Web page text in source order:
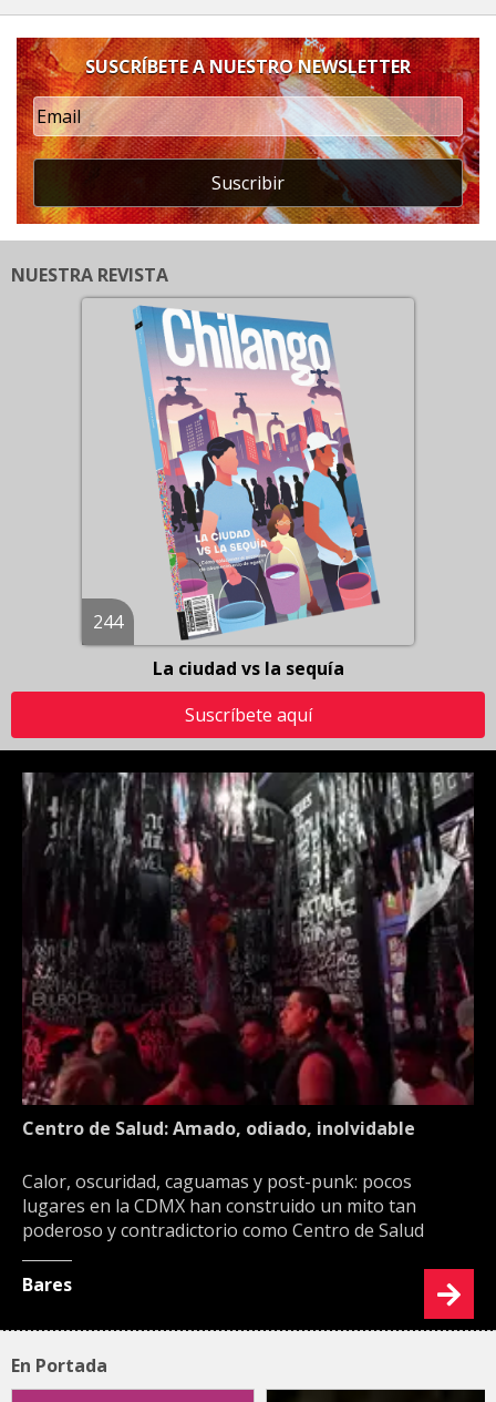
SUSCRÍBETE A NUESTRO NEWSLETTER
Suscribir
NUESTRA REVISTA
244
La ciudad vs la sequía
Suscríbete aquí
Centro de Salud: Amado, odiado, inolvidable
Calor, oscuridad, caguamas y post-punk: pocos
lugares en la CDMX han construido un mito tan
poderoso y contradictorio como Centro de Salud
Bares
En Portada